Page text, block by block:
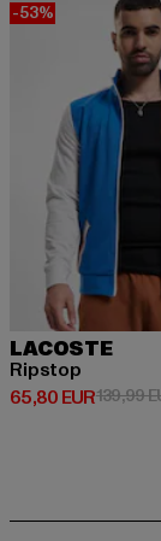
-53%
LACOSTE
Ripstop
65,80 EUR
Derzeitiger Preis:
139,99